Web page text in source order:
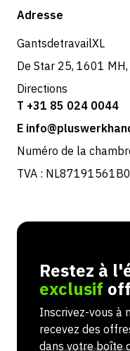
Retours et service
Boutique
Adresse
GantsdetravailXL
De Star 25, 1601
Directions
T +31 85 024 0044
E
Numéro de la
TVA :
Restez à
exclusif
Inscrivez-vous à
recevez des
dans votre boîte